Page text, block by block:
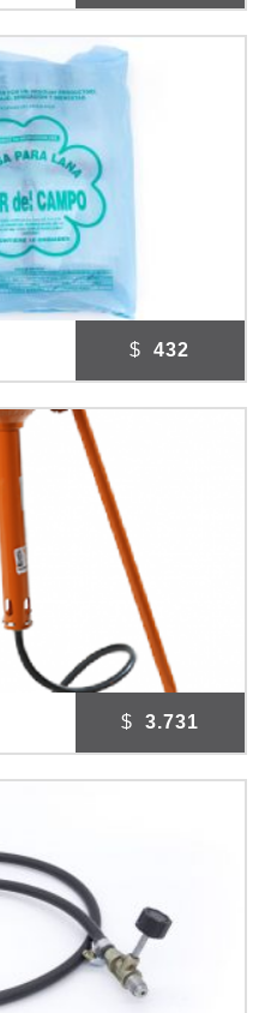
$ 432
$ 3.731